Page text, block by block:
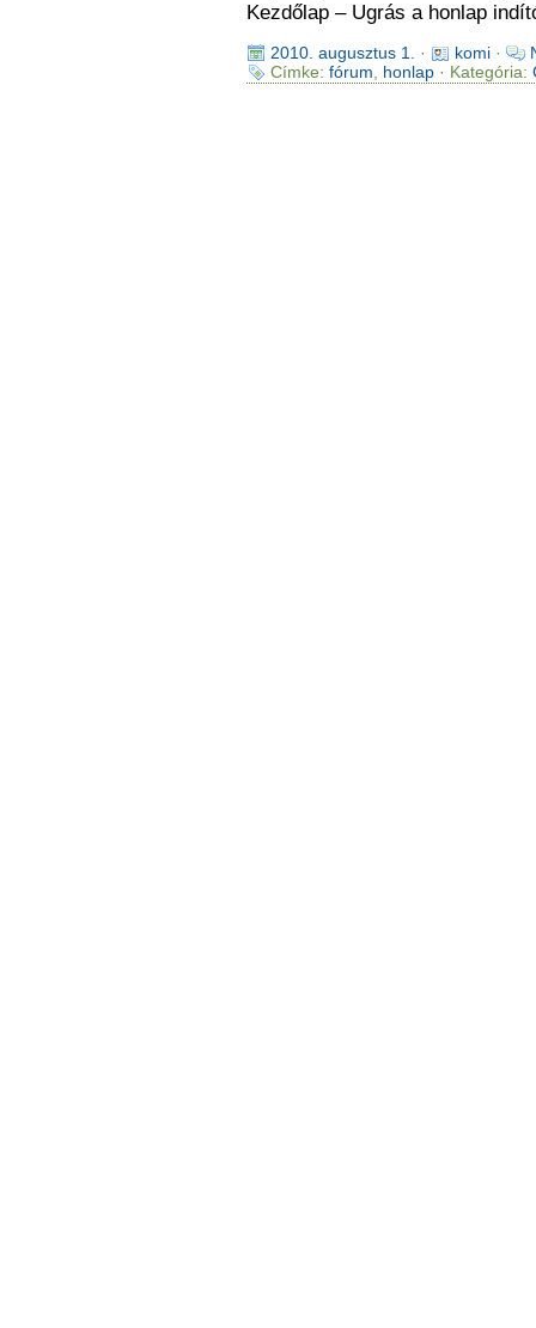
Kezdőlap – Ugrás a honlap
2010. augusztus 1. · komi·
Címke: fórum honlap· Kategória: